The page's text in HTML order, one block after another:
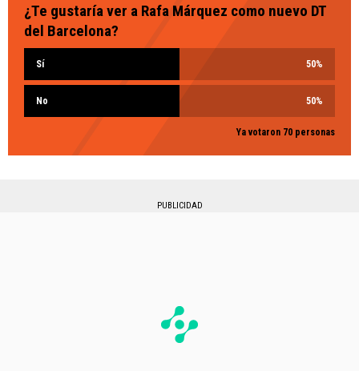
¿Te gustaría ver a Rafa Márquez como nuevo DT
del Barcelona?
Sí 50%
No 50%
Ya votaron 70 personas
PUBLICIDAD